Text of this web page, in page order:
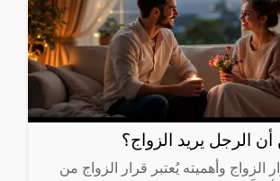
الرجل يريد الزواج؟
وأهميته يُعتبر قرار الزواج من